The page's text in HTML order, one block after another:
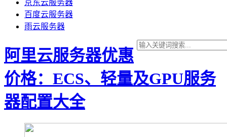
京东云服务器
百度云服务器
雨云服务器
阿里云服务器优惠
价格：ECS、轻量及GPU服务
器配置大全